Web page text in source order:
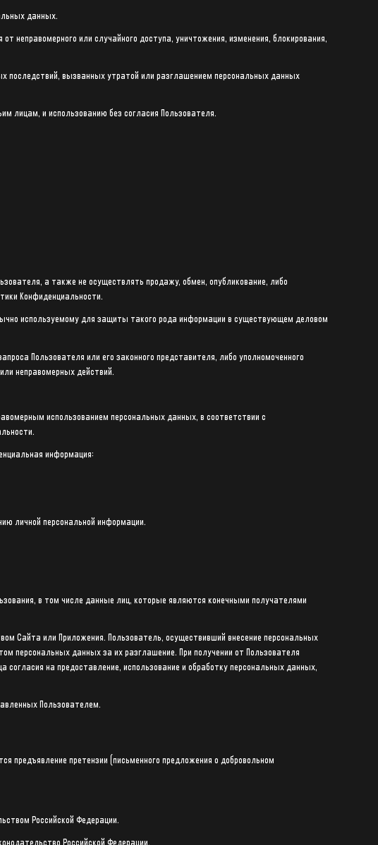
данных.
или случайного доступа, уничтожения, изменения, блокирования,
последствий, вызванных утратой или разглашением персональных данных
лицам, и использованию без согласия Пользователя.
а также не осуществлять продажу, обмен, опубликование, либо
Конфиденциальности.
используемому для защиты такого рода информации в существующем деловом
Пользователя или его законного представителя, либо уполномоченного
неправомерных действий.
использованием персональных данных, в соответствии с
информация:
личной персональной информации.
в том числе данные лиц, которые являются конечными получателями
Сайта или Приложения. Пользователь, осуществивший внесение персональных
персональных данных за их разглашение. При получении от Пользователя
согласия на предоставление, использование и обработку персональных данных,
Пользователем.
претензии (письменного предложения о добровольном
Российской Федерации.